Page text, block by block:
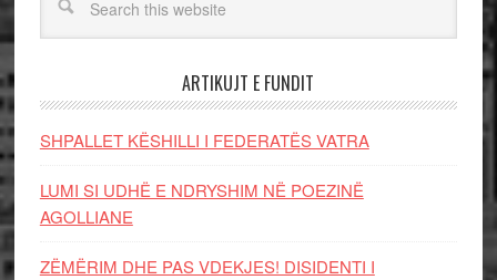
ARTIKUJT E FUNDIT
SHPALLET KËSHILLI I FEDERATËS VATRA
LUMI SI UDHË E NDRYSHIM NË POEZINË
AGOLLIANE
ZËMËRIM DHE PAS VDEKJES! DISIDENTI I